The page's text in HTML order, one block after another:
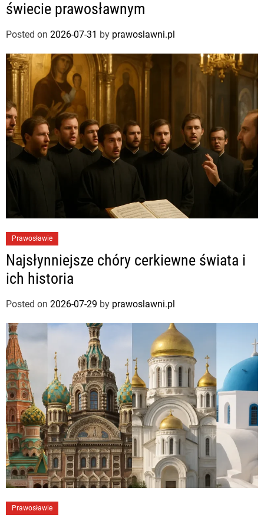
świecie prawosławnym
Posted on 2026-07-31 by prawoslawni.pl
Prawosławie
Najsłynniejsze chóry cerkiewne świata i
ich historia
Posted on 2026-07-29 by prawoslawni.pl
Prawosławie